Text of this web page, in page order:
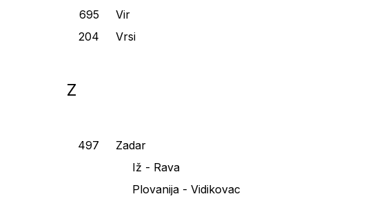
Vir
Vrsi
Z
Zadar
Iž - Rava
Plovanija - Vidikovac